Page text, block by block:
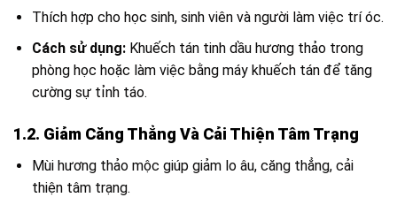
Thích hợp cho học sinh, sinh viên và người làm việc trí óc.
Cách sử dụng:Khuếch tán tinh dầu hương thảo trong
phòng học hoặc làm việc bằng máy khuếch tán để tăng
cường sự tỉnh táo.
1.2. Giảm Căng Thẳng Và Cải Thiện Tâm Trạng
Mùi hương thảo mộc giúp giảm lo âu, căng thẳng, cải
thiện tâm trạng.